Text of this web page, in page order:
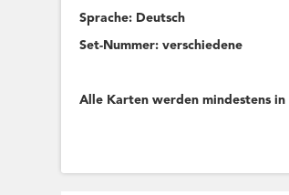
Sprache: Deutsch
Set-Nummer: verschiedene
Alle Karten werden mindestens